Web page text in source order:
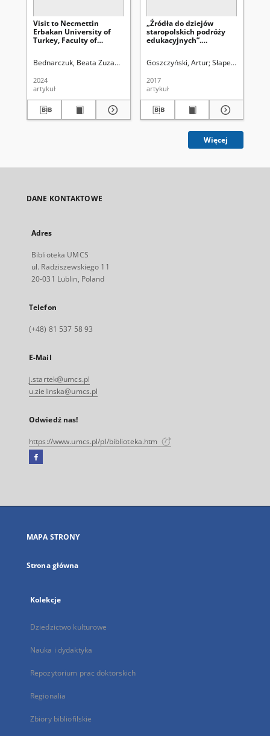
Visit to Necmettin
Erbakan University of
Turkey, Faculty of
Bednarczuk, Beata Zuzanna Parczewska, Teresa (1959-). Red.
2024
artykuł
„Źródła do dziejów
staropolskich podróży
edukacyjnych”.
roku. Sprawozdanie
Goszczyński, Artur Słapek Dariusz
2017
artykuł
Więcej
DANE KONTAKTOWE
Adres
Biblioteka UMCS
ul. Radziszewskiego 11
20-031 Lublin, Poland
Telefon
(+48) 81 537 58 93
E-Mail
j.startek@umcs.pl
u.zielinska@umcs.pl
Odwiedź nas!
https://www.umcs.pl/pl/biblioteka.htm
Facebook
się
karcie
MAPA STRONY
Strona główna
Kolekcje
Dziedzictwo kulturowe
Nauka i dydaktyka
Repozytorium prac doktorskich
Regionalia
Zbiory bibliofilskie